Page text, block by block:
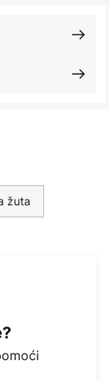
žuta